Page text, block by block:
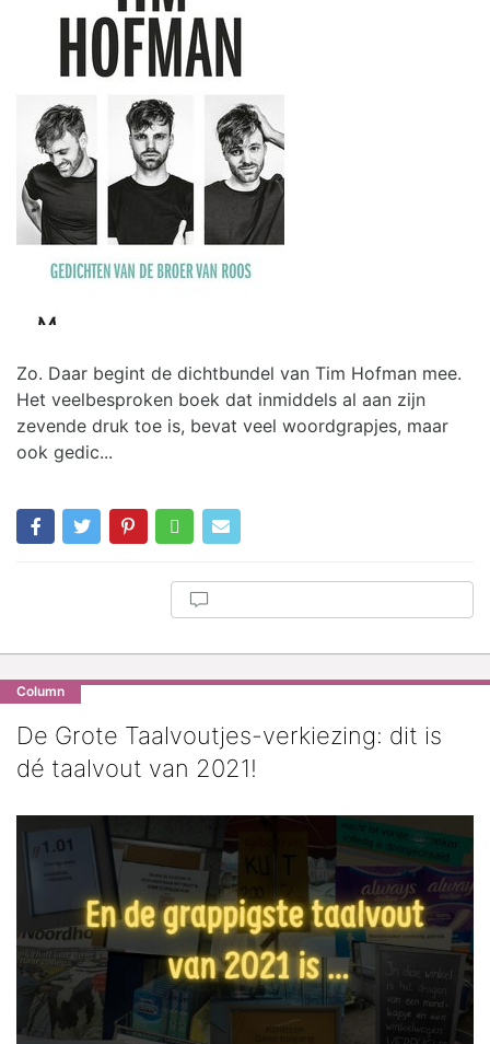
Zo. Daar begint de dichtbundel van Tim Hofman mee.
Het veelbesproken boek dat inmiddels al aan zijn
zevende druk toe is, bevat veel woordgrapjes, maar
ook gedic...
Column
De Grote Taalvoutjes-verkiezing: dit is
dé taalvout van 2021!